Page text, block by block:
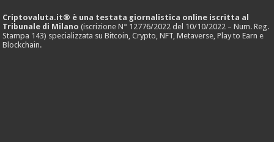
Criptovaluta.it® è una testata giornalistica online iscritta al
Tribunale di Milano (iscrizione N° 12776/2022 del 10/10/2022 – Num. Reg.
Stampa 143) specializzata su Bitcoin, Crypto, NFT, Metaverse, Play to Earn e
Blockchain.